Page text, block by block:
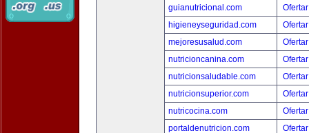
guianutricional.com
higieneyseguridad.com
mejoresusalud.com
nutricioncanina.com
nutricionsaludable.com
nutricionsuperior.com
nutricocina.com
portaldenutricion.com